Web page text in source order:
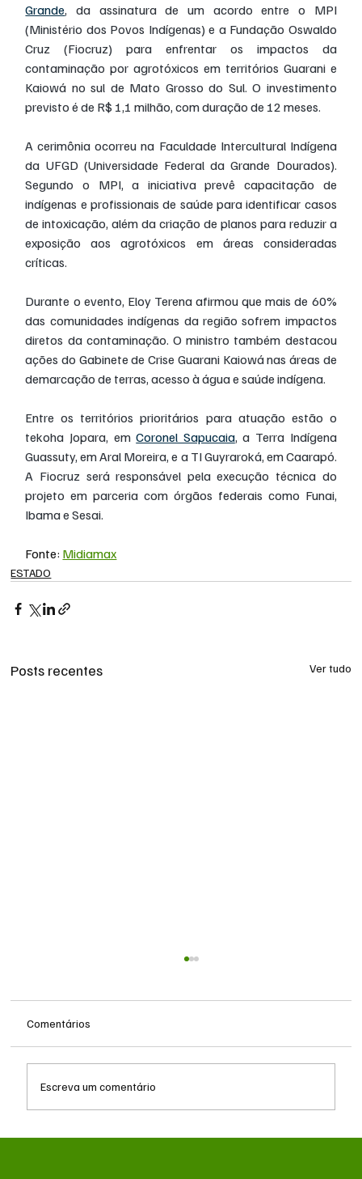
Grande, da assinatura de um acordo entre o MPI
(Ministério dos Povos Indígenas) e a Fundação Oswaldo
Cruz (Fiocruz) para enfrentar os impactos da
contaminação por agrotóxicos em territórios Guarani e
Kaiowá no sul de Mato Grosso do Sul. O investimento
previsto é de R$ 1,1 milhão, com duração de 12 meses.
A cerimônia ocorreu na Faculdade Intercultural Indígena
da UFGD (Universidade Federal da Grande Dourados).
Segundo o MPI, a iniciativa prevê capacitação de
indígenas e profissionais de saúde para identificar casos
de intoxicação, além da criação de planos para reduzir a
exposição aos agrotóxicos em áreas consideradas
críticas.
Durante o evento, Eloy Terena afirmou que mais de 60%
das comunidades indígenas da região sofrem impactos
diretos da contaminação. O ministro também destacou
ações do Gabinete de Crise Guarani Kaiowá nas áreas de
demarcação de terras, acesso à água e saúde indígena.
Entre os territórios prioritários para atuação estão o
tekoha Jopara, em Coronel Sapucaia, a Terra Indígena
Guassuty, em Aral Moreira, e a TI Guyraroká, em Caarapó.
A Fiocruz será responsável pela execução técnica do
projeto em parceria com órgãos federais como Funai,
Ibama e Sesai.
Fonte: Midiamax
ESTADO
Posts recentes Ver tudo
Comentários
Escreva um comentário